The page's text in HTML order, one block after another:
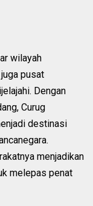
wilayah
pusat
Dengan
Curug
destinasi
menjadikan
melepas penat